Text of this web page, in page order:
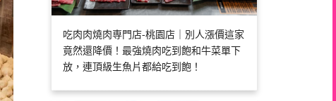
吃肉肉燒肉専門店-桃園店｜別人漲價這家
竟然還降價！最強燒肉吃到飽和牛菜單下
放，連頂級生魚片都給吃到飽！